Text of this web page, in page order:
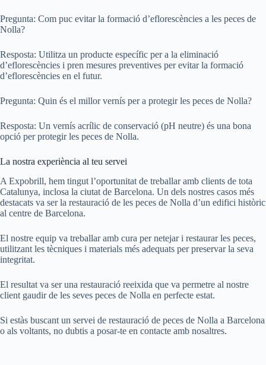
Pregunta: Com puc evitar la formació d’eflorescències a les peces de
Nolla?
Resposta: Utilitza un producte específic per a la eliminació
d’eflorescències i pren mesures preventives per evitar la formació
d’eflorescències en el futur.
Pregunta: Quin és el millor vernís per a protegir les peces de Nolla?
Resposta: Un vernís acrílic de conservació (pH neutre) és una bona
opció per protegir les peces de Nolla.
La nostra experiència al teu servei
A Expobrill, hem tingut l’oportunitat de treballar amb clients de tota
Catalunya, inclosa la ciutat de Barcelona. Un dels nostres casos més
destacats va ser la restauració de les peces de Nolla d’un edifici històric
al centre de Barcelona.
El nostre equip va treballar amb cura per netejar i restaurar les peces,
utilitzant les tècniques i materials més adequats per preservar la seva
integritat.
El resultat va ser una restauració reeixida que va permetre al nostre
client gaudir de les seves peces de Nolla en perfecte estat.
Si estàs buscant un servei de restauració de peces de Nolla a Barcelona
o als voltants, no dubtis a posar-te en contacte amb nosaltres.